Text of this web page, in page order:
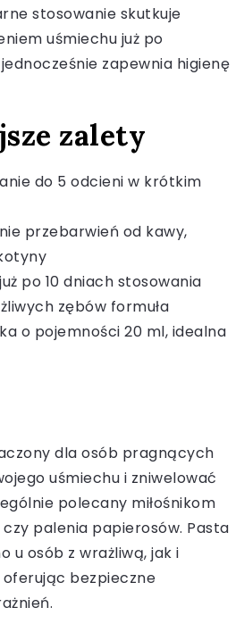
stosowanie skutkuje
uśmiechu już po
zapewnia higienę
zalety
do 5 odcieni w krótkim
przebarwień od kawy,
po 10 dniach stosowania
zębów formuła
o pojemności 20 ml, idealna
dla osób pragnących
uśmiechu i zniwelować
polecany miłośnikom
palenia papierosów. Pasta
u osób z wrażliwą, jak i
bezpieczne